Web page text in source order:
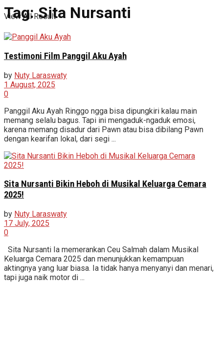
View All Result
Tag:Sita Nursanti
Testimoni Film Panggil Aku Ayah
by Nuty Laraswaty
1 August, 2025
0
Panggil Aku Ayah Ringgo ngga bisa dipungkiri kalau main
memang selalu bagus. Tapi ini mengaduk-ngaduk emosi,
karena memang disadur dari Pawn atau bisa dibilang Pawn
dengan kearifan lokal, dari segi ...
Sita Nursanti Bikin Heboh di Musikal Keluarga Cemara
2025!
by Nuty Laraswaty
17 July, 2025
0
Sita Nursanti Ia memerankan Ceu Salmah dalam Musikal
Keluarga Cemara 2025 dan menunjukkan kemampuan
aktingnya yang luar biasa. Ia tidak hanya menyanyi dan menari,
tapi juga naik motor di ...